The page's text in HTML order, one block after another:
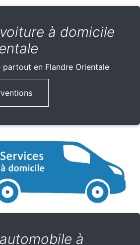
à domicile
partout en Flandre Orientale
à